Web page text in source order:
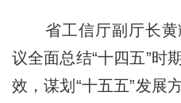
省工信厅副厅长黄
议全面总结“十四五”时
效，谋划“十五五”发展